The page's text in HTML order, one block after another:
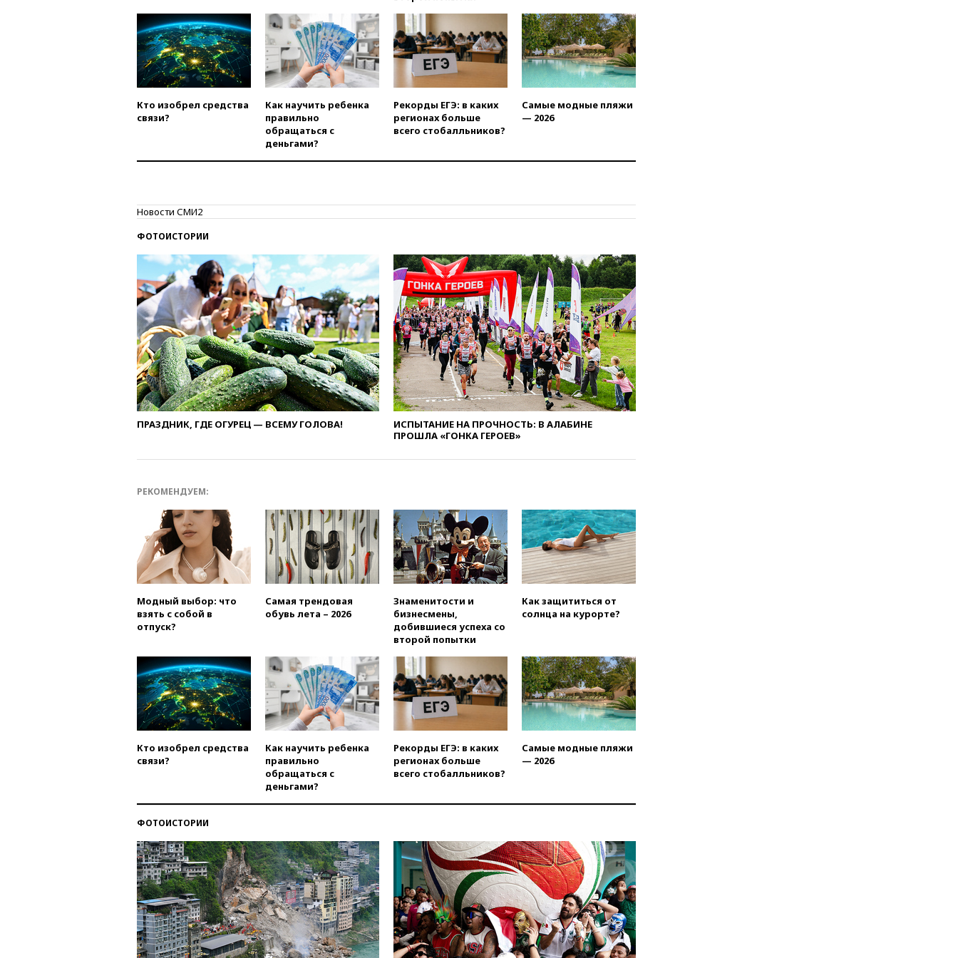
21:00
В России вновь
обсуждают эксперимент по
онлайн-продаже алкоголя
20:45
Матвиенко: россиянам
могут рекомендовать не
посещать Армению
20:35
ПВО за день сбила еще
281 украинский беспилотник
над Россией
20:27Ямпольская призвала
20:15Минтранс предложил
оплачивать защиту дорог от
20:00Зеленский 8 августа
посетит Сербию с
официальным визитом
19:58 В Госдуму будет внесен
законопроект об отмене ЕГЭ
19:50Аэропорты Сочи и
Ярославля приостановили
работу
19:35WP: Трамп призвал
доноров-республиканцев
поддержать Вэнса на выборах
2028 года
превысило максимум 2022
Геленджика возобновили
работу
19:00
Путин уточнил порядок
присвоения воинских званий
добровольцам
Финляндии приходит в упадок
без российских туристов
введены ограничения
18:21
Зюганов присоединился
к критике «Яблока»
Четыре человека
пострадали при атаках ВСУ на
Белгородскую область
18:00
Совет мира выбрал
подрядчика для
Газе
«Яблоко» с выборов в Госдуму
17:45Правительство получит
«золотую акцию» в
управлении аэропортом
Шереметьево
17:35Шесть человек
пострадали при ударе ВСУ по
автобусу в Запорожской
Кто изобрел средства
связи?
Как научить ребенка
правильно
обращаться с
деньгами?
Рекорды ЕГЭ: в каких
регионах больше
всего стобалльников?
Самые модные пляжи
— 2026
Новости СМИ2
ФОТОИСТОРИИ
ПРАЗДНИК, ГДЕ ОГУРЕЦ — ВСЕМУ ГОЛОВА!
ИСПЫТАНИЕ НА ПРОЧНОСТЬ: В АЛАБИНЕ
ПРОШЛА «ГОНКА ГЕРОЕВ»
РЕКОМЕНДУЕМ:
Модный выбор: что
взять с собой в
отпуск?
Самая трендовая
обувь лета – 2026
Знаменитости и
бизнесмены,
добившиеся успеха со
второй попытки
Как защититься от
солнца на курорте?
Кто изобрел средства
связи?
Как научить ребенка
правильно
обращаться с
деньгами?
Рекорды ЕГЭ: в каких
регионах больше
всего стобалльников?
Самые модные пляжи
— 2026
ФОТОИСТОРИИ